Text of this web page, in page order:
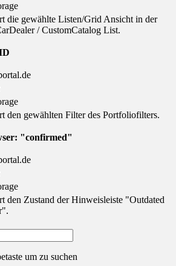
die gewählte Listen/Grid Ansicht in der
/ CustomCatalog List.
den gewählten Filter des Portfoliofilters.
"confirmed"
den Zustand der Hinweisleiste "Outdated
um zu suchen